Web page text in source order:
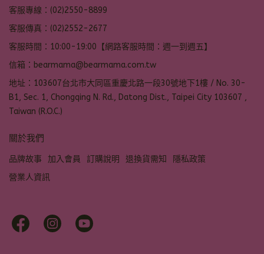
客服專線：(02)2550-8899
客服傳真：(02)2552-2677
客服時間：10:00-19:00【網路客服時間：週一到週五】
信箱：bearmama@bearmama.com.tw
地址：103607台北市大同區重慶北路一段30號地下1樓 / No. 30-
B1, Sec. 1, Chongqing N. Rd., Datong Dist., Taipei City 103607 ,
Taiwan (R.O.C.)
關於我們
品牌故事 加入會員 訂購說明 退換貨需知
隱私政策
營業人資訊